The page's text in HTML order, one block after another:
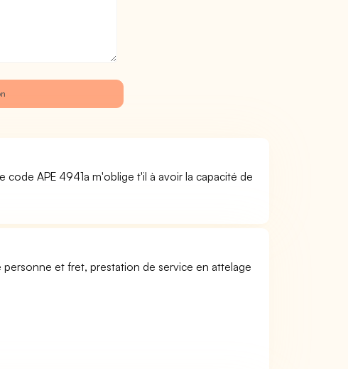
APE 4941a m'oblige t'il à avoir la capacité de
et fret, prestation de service en attelage